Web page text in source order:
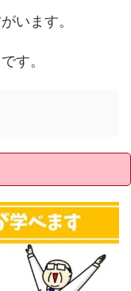
います。
す。